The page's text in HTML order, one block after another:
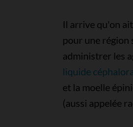
Il arrive qu'on
pour une région
administrer les
liquide
et la moelle
(aussi appelée